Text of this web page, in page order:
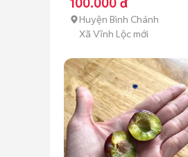
100.000 đ
Huyện Bình Chánh
Xã Vĩnh Lộc mới